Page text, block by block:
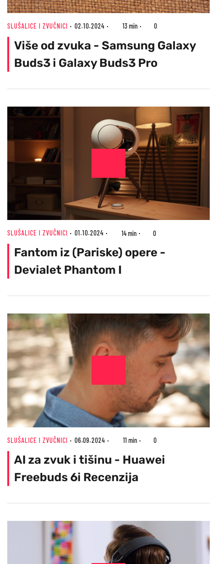
SLUŠALICE I ZVUČNICI 02.10.2024 13 min 0
Više od zvuka - Samsung Galaxy
Buds3 i Galaxy Buds3 Pro
SLUŠALICE I ZVUČNICI 01.10.2024 14 min 0
Fantom iz (Pariske) opere -
Devialet Phantom I
SLUŠALICE I ZVUČNICI 06.09.2024 11 min 0
AI za zvuk i tišinu - Huawei
Freebuds 6i Recenzija